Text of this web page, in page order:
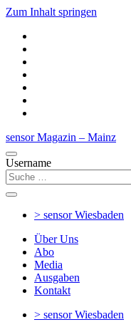
Zum Inhalt springen
sensor Magazin – Mainz
Username
> sensorWiesbaden
Über Uns
Abo
Media
Ausgaben
Kontakt
> sensorWiesbaden